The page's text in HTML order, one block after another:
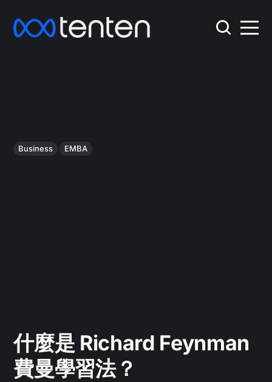
Business EMBA
什麼是 Richard Feynman
費曼學習法？